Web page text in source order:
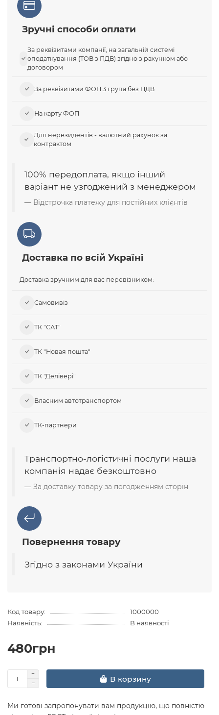
Зручні способи оплати
За реквізитами компанії, на загальній системі
оподаткування (ТОВ з ПДВ) згідно з рахунком або
договором
За реквізитами ФОП 3 група без ПДВ
На карту ФОП
Для нерезидентів - валютний рахунок за
контрактом
100% передоплата, якщо інший
варіант не узгоджений з менеджером
Відстрочка платежу для постійних клієнтів
Доставка по всій Україні
Доставка зручним для вас перевізником:
Самовивіз​
ТК "САТ"
ТК "Новая пошта"
ТК "Делівері"
Власним автотранспортом
ТК-партнери
Транспортно-логістичні послуги наша
компанія надає безкоштовно
За доставку товару за погодженням сторін
Повернення товару
Згідно з законами України
Код товару:
1000000
Наявність:
В наявності
480грн
В корзину
Ми готові запропонувати вам продукцію, що повністю